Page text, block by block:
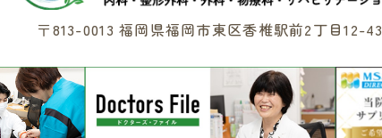
〒813-0013 福岡県福岡市東区香椎駅前2丁目12-43